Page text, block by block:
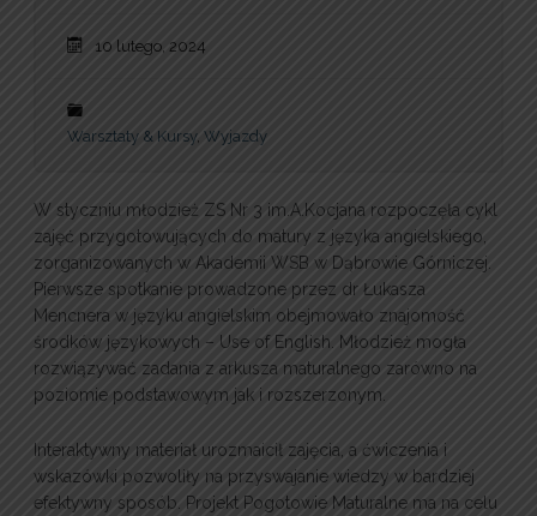
10 lutego, 2024
Warsztaty & Kursy, Wyjazdy
W styczniu młodzież ZS Nr 3 im.A.Kocjana rozpoczęła cykl
zajęć przygotowujących do matury z języka angielskiego,
zorganizowanych w Akademii WSB w Dąbrowie Górniczej.
Pierwsze spotkanie prowadzone przez dr Łukasza
Mencnera w języku angielskim obejmowało znajomość
środków językowych – Use of English. Młodzież mogła
rozwiązywać zadania z arkusza maturalnego zarówno na
poziomie podstawowym jak i rozszerzonym.
Interaktywny materiał urozmaicił zajęcia, a ćwiczenia i
wskazówki pozwoliły na przyswajanie wiedzy w bardziej
efektywny sposób. Projekt Pogotowie Maturalne ma na celu